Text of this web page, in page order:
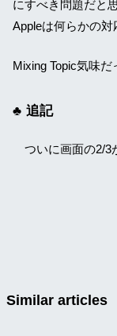
にすべき問題だと
Appleは何らかの対
Mixing Topic気味だ
追記
ついに画面の2/3
Similar articles